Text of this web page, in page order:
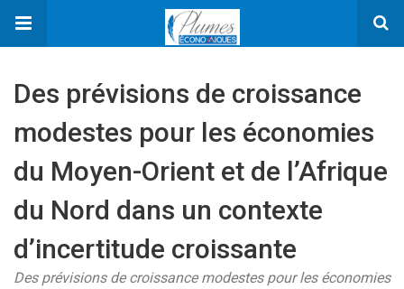
Des prévisions de croissance
modestes pour les économies
du Moyen-Orient et de l’Afrique
du Nord dans un contexte
d’incertitude croissante
Des prévisions de croissance modestes pour les économies